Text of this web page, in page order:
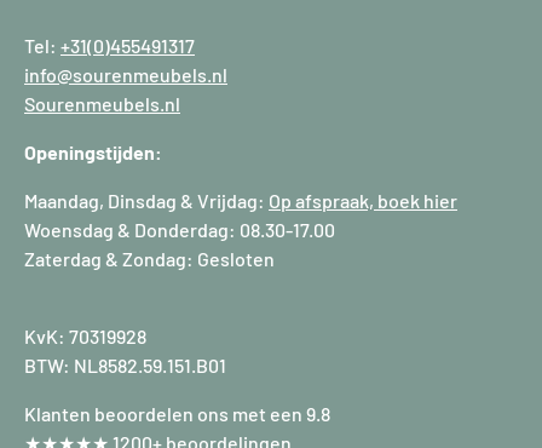
Tel: +31(0)455491317
info@sourenmeubels.nl
Sourenmeubels.nl
Openingstijden:
Maandag, Dinsdag & Vrijdag: Op afspraak, boek hier
Woensdag & Donderdag: 08.30-17.00
Zaterdag & Zondag: Gesloten
KvK: 70319928
BTW: NL8582.59.151.B01
Klanten beoordelen ons met een 9.8
★★★★★ 1200+ beoordelingen